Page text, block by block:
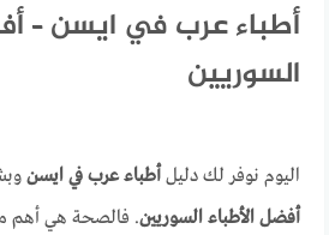
أطباء عرب في ايسن –
السوريين
اليوم نوفر لك دليلأطباء عرب في ايسن
أفضل الأطباء السوريين. فالصحة هي أهم